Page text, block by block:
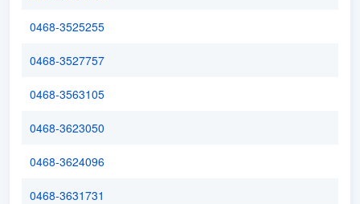
0468-3525255
0468-3527757
0468-3563105
0468-3623050
0468-3624096
0468-3631731